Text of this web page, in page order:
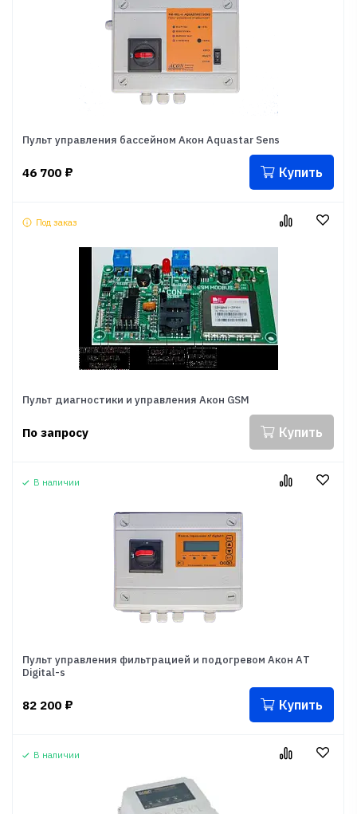
Пульт управления бассейном Акон Aquastar Sens
46 700 ₽ Купить
Под заказ
Пульт диагностики и управления Акон GSM
По запросу Купить
В наличии
Пульт управления фильтрацией и подогревом Акон АT
Digital-s
82 200 ₽ Купить
В наличии